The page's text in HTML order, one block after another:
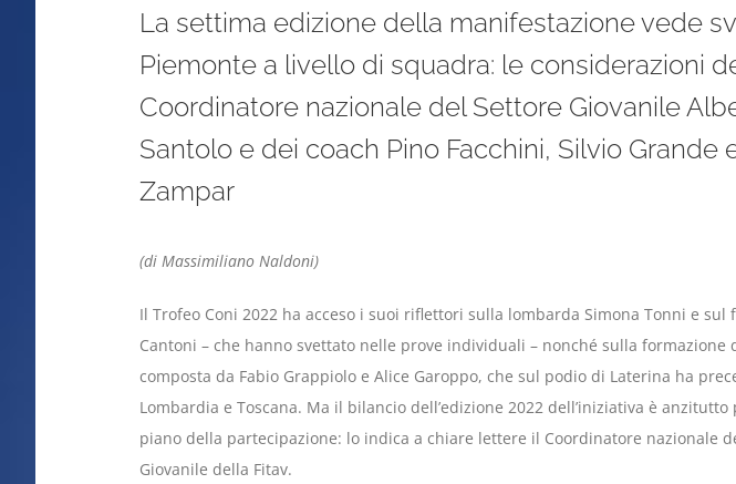
La settima edizione della manifestazione vede
Piemonte a livello di squadra: le considerazioni
Coordinatore nazionale del Settore Giovanile
Santolo e dei coach Pino Facchini, Silvio Grande
Zampar
(di Massimiliano Naldoni)
Il Trofeo Coni 2022 ha acceso i suoi riflettori sulla lombarda Simona Tonni e sul
Cantoni – che hanno svettato nelle prove individuali – nonché sulla formazione
composta da Fabio Grappiolo e Alice Garoppo, che sul podio di Laterina ha
Lombardia e Toscana. Ma il bilancio dell’edizione 2022 dell’iniziativa è anzitutto
piano della partecipazione: lo indica a chiare lettere il Coordinatore nazionale
Giovanile della Fitav.